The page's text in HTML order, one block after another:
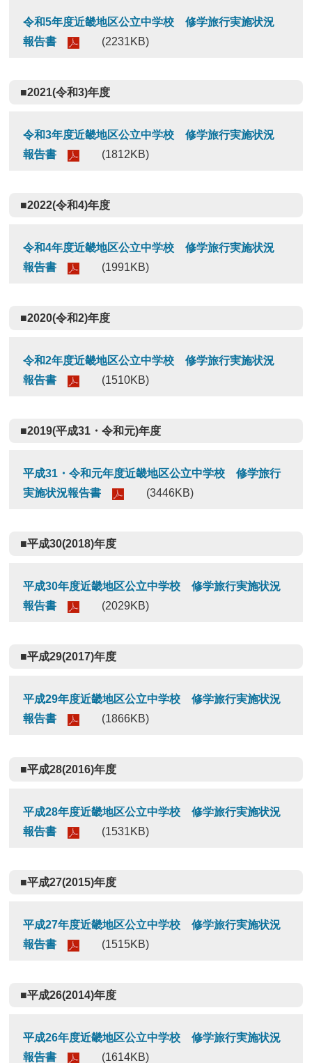
令和5年度近畿地区公立中学校 修学旅行実施状況
報告書
(2231KB)
■2021(令和3)年度
令和3年度近畿地区公立中学校 修学旅行実施状況
報告書
(1812KB)
■2022(令和4)年度
令和4年度近畿地区公立中学校 修学旅行実施状況
報告書
(1991KB)
■2020(令和2)年度
令和2年度近畿地区公立中学校 修学旅行実施状況
報告書
(1510KB)
■2019(平成31・令和元)年度
平成31・令和元年度近畿地区公立中学校 修学旅行
実施状況報告書
(3446KB)
■平成30(2018)年度
平成30年度近畿地区公立中学校 修学旅行実施状況
報告書
(2029KB)
■平成29(2017)年度
平成29年度近畿地区公立中学校 修学旅行実施状況
報告書
(1866KB)
■平成28(2016)年度
平成28年度近畿地区公立中学校 修学旅行実施状況
報告書
(1531KB)
■平成27(2015)年度
平成27年度近畿地区公立中学校 修学旅行実施状況
報告書
(1515KB)
■平成26(2014)年度
平成26年度近畿地区公立中学校 修学旅行実施状況
報告書
(1614KB)